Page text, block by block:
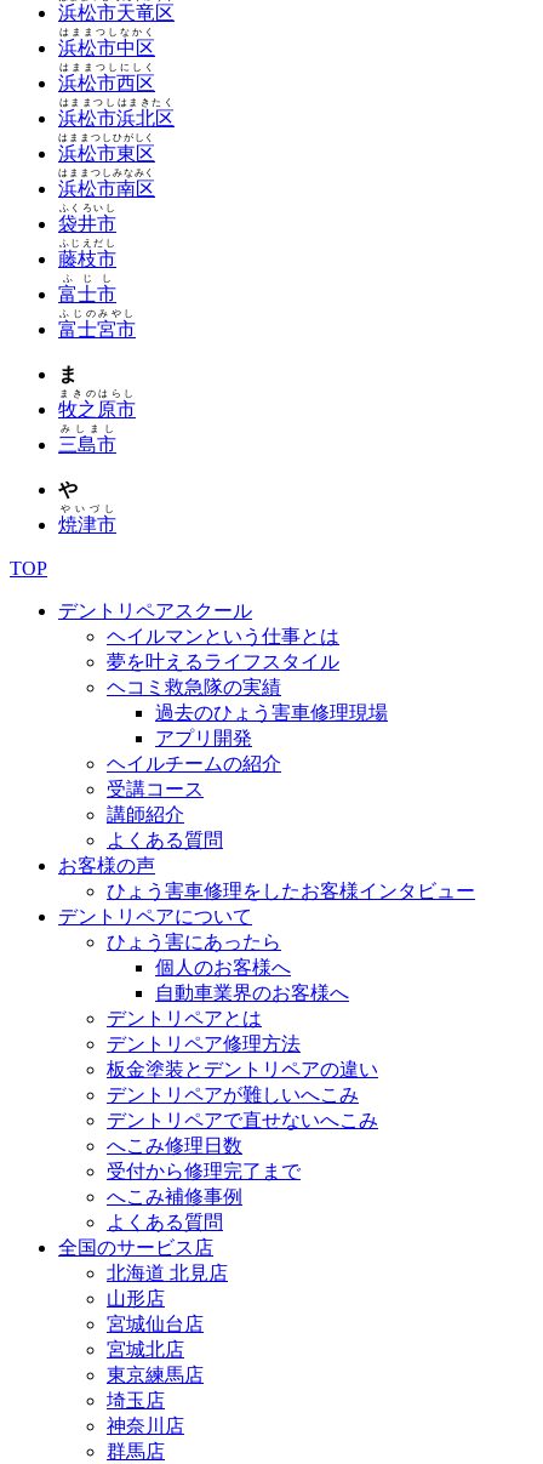
浜松市天竜区
浜松市中区
はままつしなかく
浜松市西区
はままつしにしく
浜松市浜北区
はままつしはまきたく
浜松市東区
はままつしひがしく
浜松市南区
はままつしみなみく
袋井市
ふくろいし
藤枝市
ふじえだし
富士市
ふじし
富士宮市
ふじのみやし
ま
牧之原市
まきのはらし
三島市
みしまし
や
焼津市
やいづし
TOP
デントリペアスクール
ヘイルマンという仕事とは
夢を叶えるライフスタイル
ヘコミ救急隊の実績
過去のひょう害車修理現場
アプリ開発
ヘイルチームの紹介
受講コース
講師紹介
よくある質問
お客様の声
ひょう害車修理をしたお客様インタビュー
デントリペアについて
ひょう害にあったら
個人のお客様へ
自動車業界のお客様へ
デントリペアとは
デントリペア修理方法
板金塗装とデントリペアの違い
デントリペアが難しいへこみ
デントリペアで直せないへこみ
へこみ修理日数
受付から修理完了まで
へこみ補修事例
よくある質問
全国のサービス店
北海道 北見店
山形店
宮城仙台店
宮城北店
東京練馬店
埼玉店
神奈川店
群馬店